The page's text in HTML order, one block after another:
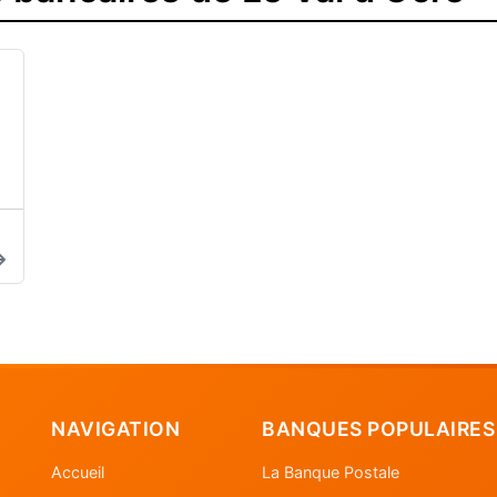
NAVIGATION
Accueil
BANQUES POPULAIRES
La Banque Postale